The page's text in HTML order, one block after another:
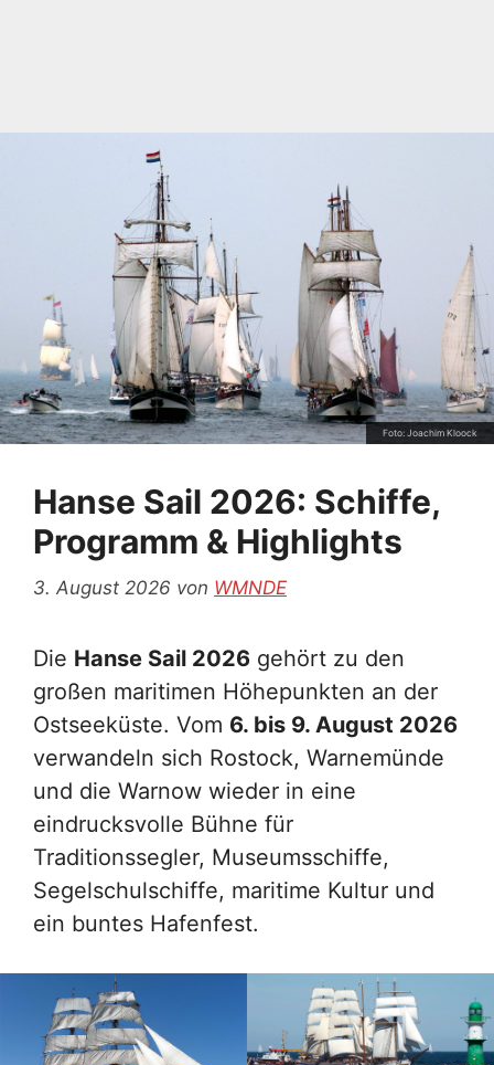
Foto: Joachim Kloock
Hanse Sail 2026: Schiffe,
Programm & Highlights
3. August 2026 von WMNDE
Die Hanse Sail 2026 gehört zu den
großen maritimen Höhepunkten an der
Ostseeküste. Vom 6. bis 9. August 2026
verwandeln sich Rostock, Warnemünde
und die Warnow wieder in eine
eindrucksvolle Bühne für
Traditionssegler, Museumsschiffe,
Segelschulschiffe, maritime Kultur und
ein buntes Hafenfest.